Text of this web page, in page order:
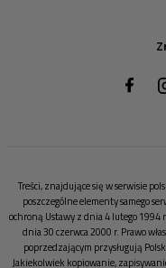
Treści, znajdujące się w serwisie
poszczególne elementy samego
ochroną Ustawy z dnia 4 lutego 1994
dnia 30 czerwca 2000 r. Prawo
poprzedzającym przysługują
Jakiekolwiek kopiowanie,